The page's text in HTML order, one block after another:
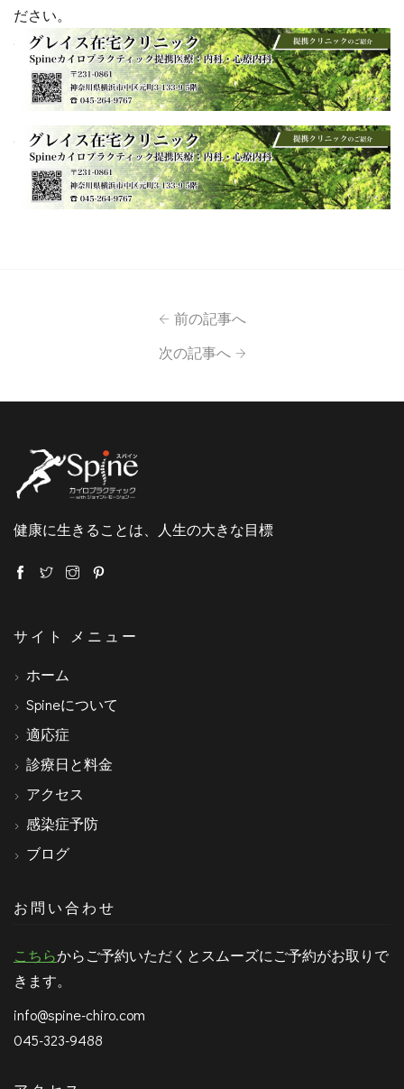
ださい。
前の記事へ
次の記事へ
健康に生きることは、人生の大きな目標
サイト メニュー
ホーム
Spineについて
適応症
診療日と料金
アクセス
感染症予防
ブログ
お問い合わせ
こちらからご予約いただくとスムーズにご予約がお取りで
きます。
info@spine-chiro.com
045-323-9488